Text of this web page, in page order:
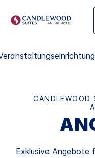
CANDLEWOOD
Exklusive Angebote